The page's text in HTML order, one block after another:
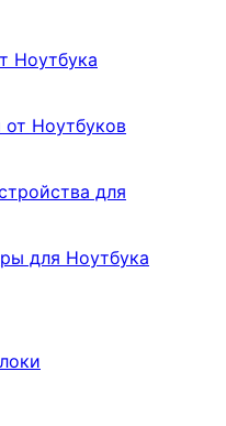
Ноутбука
от Ноутбуков
для
для Ноутбука